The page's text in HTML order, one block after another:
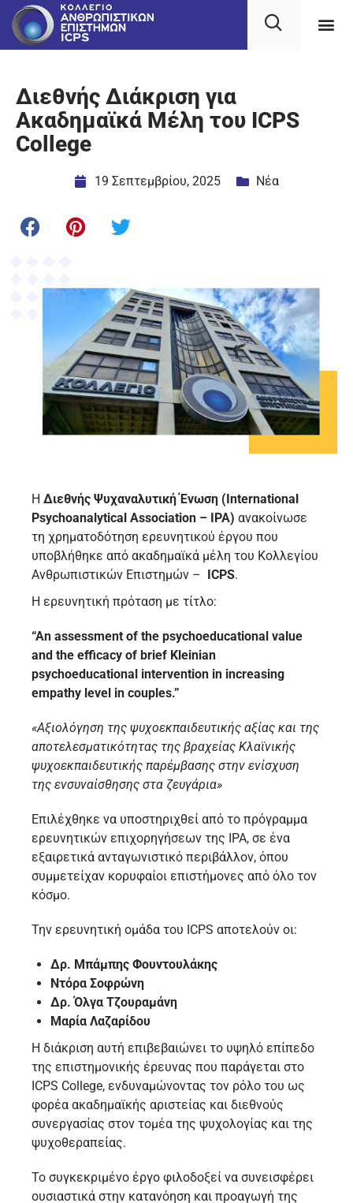
Διεθνής Διάκριση για
Ακαδημαϊκά Μέλη του ICPS
College
19 Σεπτεμβρίου, 2025 Νέα
Η Διεθνής Ψυχαναλυτική Ένωση (International
Psychoanalytical Association – IPA) ανακοίνωσε
τη χρηματοδότηση ερευνητικού έργου που
υποβλήθηκε από ακαδημαϊκά μέλη του Κολλεγίου
Ανθρωπιστικών Επιστημών –
ICPS.
Η ερευνητική πρόταση με τίτλο:
“An assessment of the psychoeducational value
and the efficacy of brief Kleinian
psychoeducational intervention in increasing
empathy level in couples.”
«Αξιολόγηση της ψυχοεκπαιδευτικής αξίας και της
αποτελεσματικότητας της βραχείας Κλαϊνικής
ψυχοεκπαιδευτικής παρέμβασης στην ενίσχυση
της ενσυναίσθησης στα ζευγάρια»
Eπιλέχθηκε να υποστηριχθεί από το πρόγραμμα
ερευνητικών επιχορηγήσεων της IPA, σε ένα
εξαιρετικά ανταγωνιστικό περιβάλλον, όπου
συμμετείχαν κορυφαίοι επιστήμονες από όλο τον
κόσμο.
Την ερευνητική ομάδα του ICPS αποτελούν οι:
Δρ. Μπάμπης Φουντουλάκης
Ντόρα Σοφρώνη
Δρ. Όλγα Τζουραμάνη
Μαρία Λαζαρίδου
Η διάκριση αυτή επιβεβαιώνει το υψηλό επίπεδο
της επιστημονικής έρευνας που παράγεται στο
ICPS College, ενδυναμώνοντας τον ρόλο του ως
φορέα ακαδημαϊκής αριστείας και διεθνούς
συνεργασίας στον τομέα της ψυχολογίας και της
ψυχοθεραπείας.
Το συγκεκριμένο έργο φιλοδοξεί να συνεισφέρει
ουσιαστικά στην κατανόηση και προαγωγή της